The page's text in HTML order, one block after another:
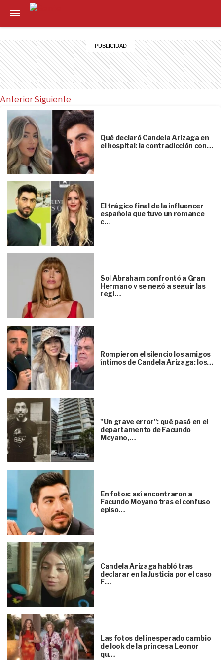
Anterior
Qué declaró Candela Arizaga en
el hospital: la contradicción con…
El trágico final de la influencer
española que tuvo un romance
c…
Sol Abraham confrontó a Gran
Hermano y se negó a seguir las
regl…
Rompieron el silencio los amigos
íntimos de Candela Arizaga: los…
"Un grave error": qué pasó en el
departamento de Facundo
Moyano,…
En fotos: así encontraron a
Facundo Moyano tras el confuso
episo…
Candela Arizaga habló tras
declarar en la Justicia por el caso
F…
Las fotos del inesperado cambio
de look de la princesa Leonor
qu…
Siguiente